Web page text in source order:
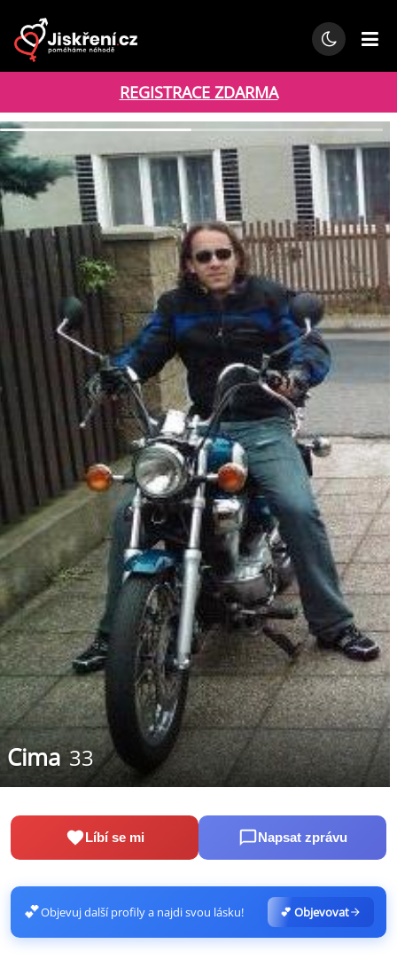
REGISTRACE ZDARMA
Cima 33
Líbí se mi Napsat zprávu
💕Objevuj další profily a najdi svou lásku! 💕 Objevovat